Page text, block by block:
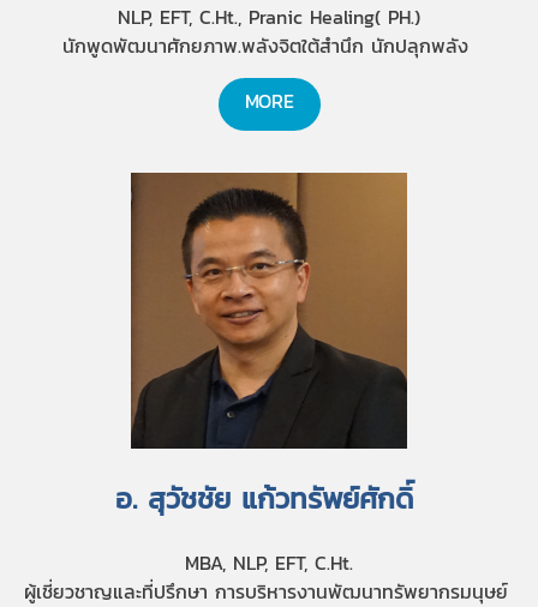
NLP, EFT, C.Ht., Pranic Healing( PH.)
นักพูดพัฒนาศักยภาพ.พลังจิตใต้สำนึก นักปลุกพลัง
MORE
อ. สุวัชชัย แก้วทรัพย์ศักดิ์
MBA, NLP, EFT, C.Ht.
ผู้เชี่ยวชาญและที่ปรึกษา การบริหารงานพัฒนาทรัพยากรมนุษย์